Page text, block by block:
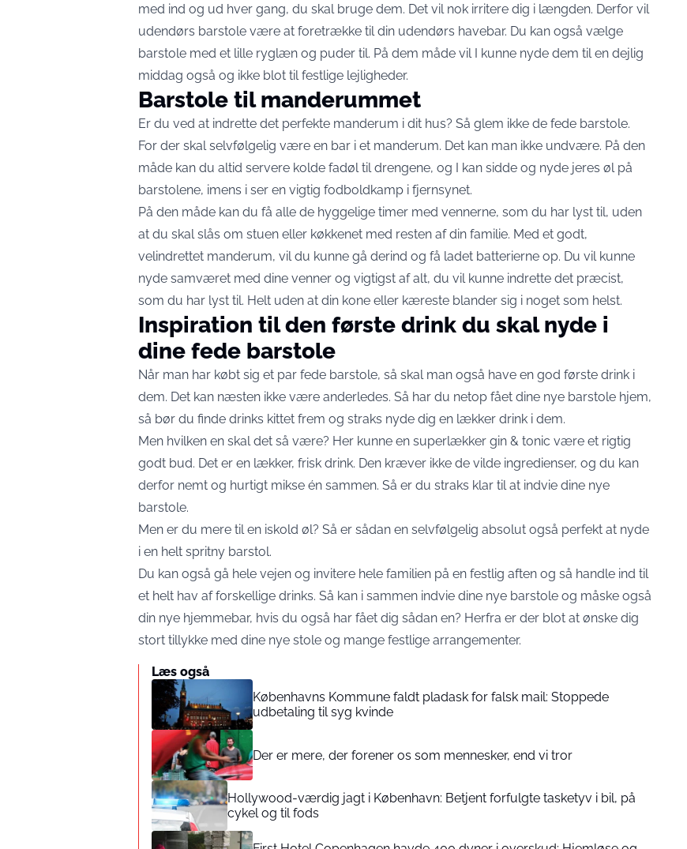
med ind og ud hver gang, du skal bruge dem. Det vil nok irritere dig i længden. Derfor vil
udendørs barstole være at foretrække til din udendørs havebar. Du kan også vælge
barstole med et lille ryglæn og puder til. På dem måde vil I kunne nyde dem til en dejlig
middag også og ikke blot til festlige lejligheder.
Barstole til manderummet
Er du ved at indrette det perfekte manderum i dit hus? Så glem ikke de fede barstole.
For der skal selvfølgelig være en bar i et manderum. Det kan man ikke undvære. På den
måde kan du altid servere kolde fadøl til drengene, og I kan sidde og nyde jeres øl på
barstolene, imens i ser en vigtig fodboldkamp i fjernsynet.
På den måde kan du få alle de hyggelige timer med vennerne, som du har lyst til, uden
at du skal slås om stuen eller køkkenet med resten af din familie. Med et godt,
velindrettet manderum, vil du kunne gå derind og få ladet batterierne op. Du vil kunne
nyde samværet med dine venner og vigtigst af alt, du vil kunne indrette det præcist,
som du har lyst til. Helt uden at din kone eller kæreste blander sig i noget som helst.
Inspiration til den første drink du skal nyde i
dine fede barstole
Når man har købt sig et par fede barstole, så skal man også have en god første drink i
dem. Det kan næsten ikke være anderledes. Så har du netop fået dine nye barstole hjem,
så bør du finde drinks kittet frem og straks nyde dig en lækker drink i dem.
Men hvilken en skal det så være? Her kunne en superlækker gin & tonic være et rigtig
godt bud. Det er en lækker, frisk drink. Den kræver ikke de vilde ingredienser, og du kan
derfor nemt og hurtigt mikse én sammen. Så er du straks klar til at indvie dine nye
barstole.
Men er du mere til en iskold øl? Så er sådan en selvfølgelig absolut også perfekt at nyde
i en helt spritny barstol.
Du kan også gå hele vejen og invitere hele familien på en festlig aften og så handle ind til
et helt hav af forskellige drinks. Så kan i sammen indvie dine nye barstole og måske også
din nye hjemmebar, hvis du også har fået dig sådan en? Herfra er der blot at ønske dig
stort tillykke med dine nye stole og mange festlige arrangementer.
Læs også
Københavns Kommune faldt pladask for falsk mail: Stoppede
udbetaling til syg kvinde
Der er mere, der forener os som mennesker, end vi tror
Hollywood-værdig jagt i København: Betjent forfulgte tasketyv i bil, på
cykel og til fods